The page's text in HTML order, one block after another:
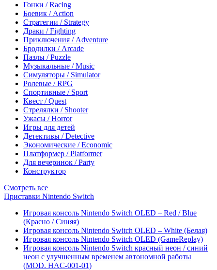
Гонки / Racing
Боевик / Action
Стратегии / Strategy
Драки / Fighting
Приключения / Adventure
Бродилки / Arcade
Пазлы / Puzzle
Музыкальные / Music
Симуляторы / Simulator
Ролевые / RPG
Спортивные / Sport
Квест / Quest
Стрелялки / Shooter
Ужасы / Horror
Игры для детей
Детективы / Detective
Экономические / Economic
Платформер / Platformer
Для вечеринок / Party
Конструктор
Смотреть все
Приставки Nintendo Switch
Игровая консоль Nintendo Switch OLED – Red / Blue
(Красно / Синяя)
Игровая консоль Nintendo Switch OLED – White (Белая)
Игровая консоль Nintendo Switch OLED (GameReplay)
Игровая консоль Nintendo Switch красный неон / синий
неон с улучшенным временем автономной работы
(MOD. HAC-001-01)